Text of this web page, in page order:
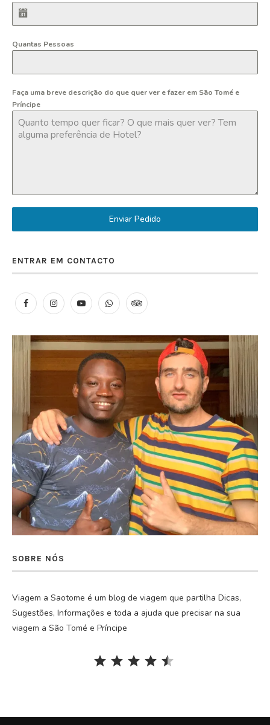
Quantas Pessoas
Faça uma breve descrição do que quer ver e fazer em São Tomé e
Príncipe
Enviar Pedido
ENTRAR EM CONTACTO
SOBRE NÓS
Viagem a Saotome é um blog de viagem que partilha Dicas,
Sugestões, Informações e toda a ajuda que precisar na sua
viagem a São Tomé e Príncipe